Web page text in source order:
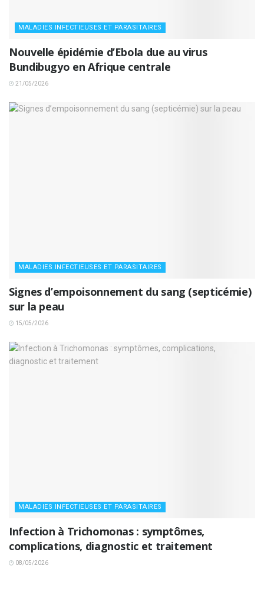
MALADIES INFECTIEUSES ET PARASITAIRES
Nouvelle épidémie d’Ebola due au virus
Bundibugyo en Afrique centrale
21/05/2026
MALADIES INFECTIEUSES ET PARASITAIRES
Signes d’empoisonnement du sang (septicémie)
sur la peau
15/05/2026
MALADIES INFECTIEUSES ET PARASITAIRES
Infection à Trichomonas : symptômes,
complications, diagnostic et traitement
08/05/2026